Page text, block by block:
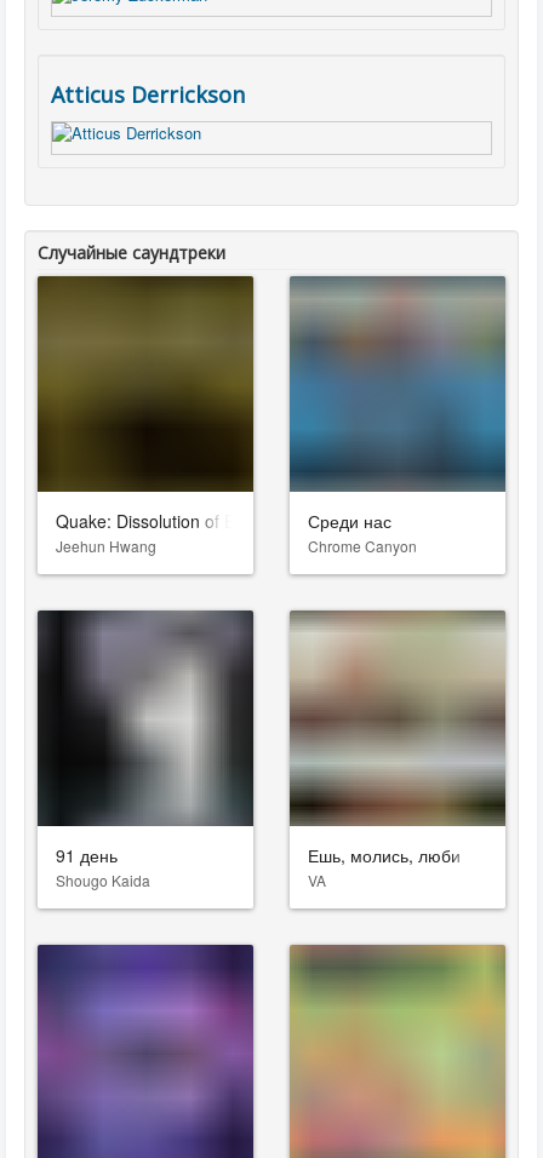
Atticus Derrickson
Случайные саундтреки
Quake: Dissolution of Eternity
Jeehun Hwang
Среди нас
Chrome Canyon
91 день
Shougo Kaida
Ешь, молись, люби
VA